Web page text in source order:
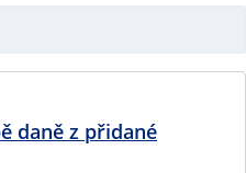
daně z přidané